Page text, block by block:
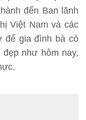
đến Ban lãnh
Việt Nam và các
để gia đình bà có
đẹp như hôm nay,